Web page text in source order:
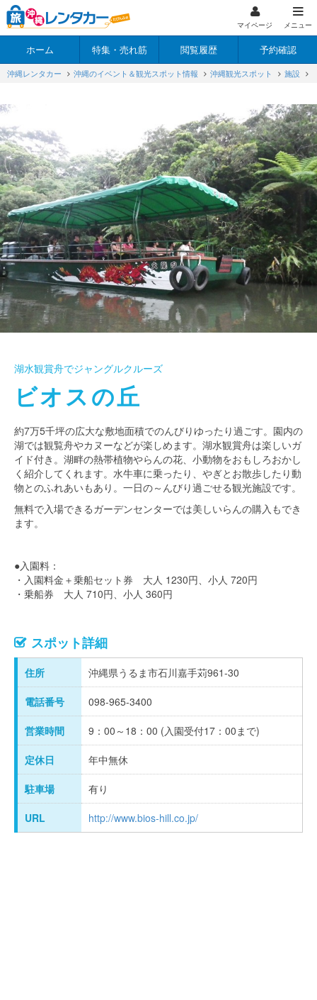
マイページ メニュー
ホーム 特集・売れ筋 閲覧履歴 予約確認
沖縄レンタカー 沖縄のイベント＆観光スポット情報 沖縄観光スポット 施設
湖水観賞舟でジャングルクルーズ
ビオスの丘
約7万5千坪の広大な敷地面積でのんびりゆったり過ごす。園内の
湖では観覧舟やカヌーなどが楽しめます。湖水観賞舟は楽しいガ
イド付き。湖畔の熱帯植物やらんの花、小動物をおもしろおかし
く紹介してくれます。水牛車に乗ったり、やぎとお散歩したり動
物とのふれあいもあり。一日の～んびり過ごせる観光施設です。
無料で入場できるガーデンセンターでは美しいらんの購入もでき
ます。
●入園料：
・入園料金＋乗船セット券 大人 1230円、小人 720円
・乗船券 大人 710円、小人 360円
スポット詳細
住所 沖縄県うるま市石川嘉手苅961-30
電話番号 098-965-3400
営業時間 9：00～18：00 (入園受付17：00まで)
定休日 年中無休
駐車場 有り
URL http://www.bios-hill.co.jp/